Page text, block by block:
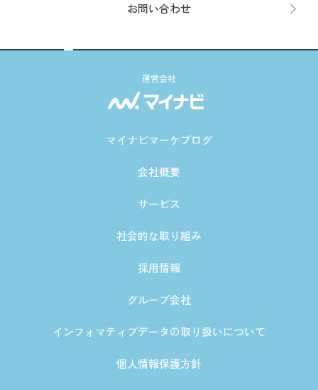
お問い合わせ
運営会社
マイナビマーケブログ
会社概要
サービス
社会的な取り組み
採用情報
グループ会社
インフォマティブデータの取り扱いについて
個人情報保護方針